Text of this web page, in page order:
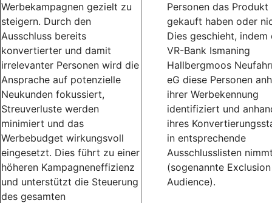
Werbekampagnen gezielt zu
steigern. Durch den
Ausschluss bereits
konvertierter und damit
irrelevanter Personen wird die
Ansprache auf potenzielle
Neukunden fokussiert,
Streuverluste werden
minimiert und das
Werbebudget wirkungsvoll
eingesetzt. Dies führt zu einer
höheren Kampagneneffizienz
und unterstützt die Steuerung
des gesamten
Personen das Produkt
gekauft haben oder
Dies geschieht, indem
VR-Bank Ismaning
Hallbergmoos
eG diese Personen
ihrer Werbekennung
identifiziert und
ihres
in entsprechende
Ausschlusslisten
(sogenannte Exclusion
Audience).